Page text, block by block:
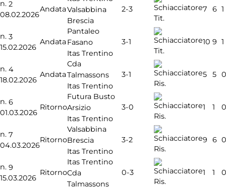
n. 2
08.02.2026
AndataValsabbina
Brescia
2-3
Tit.
7 6 1
n. 3
15.02.2026
Andata
Pantaleo
Fasano
Itas Trentino
3-1
Tit.
10 9 1
n. 4
18.02.2026
Andata
Cda
Talmassons
Itas Trentino
3-1
Ris.
5 5 0
n. 6
01.03.2026
Ritorno
Futura Busto
Arsizio
Itas Trentino
3-0
Ris.
1 1 0
n. 7
04.03.2026
Ritorno
Valsabbina
Brescia
Itas Trentino
3-2
Ris.
9 6 0
n. 9
15.03.2026
Ritorno
Itas Trentino
Cda
Talmassons
0-3
Ris.
1 1 0